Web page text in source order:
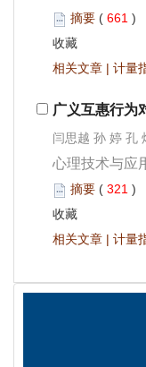
661 )
|
闫思越 孙 婷 孔
321 )
|